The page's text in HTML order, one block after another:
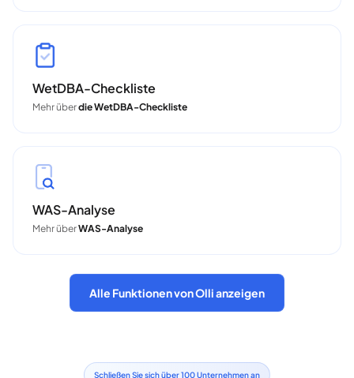
WetDBA-Checkliste
Mehr überdie WetDBA-Checkliste
WAS-Analyse
Mehr überWAS-Analyse
Alle Funktionen von Olli anzeigen
Schließen Sie sich über 100 Unternehmen an